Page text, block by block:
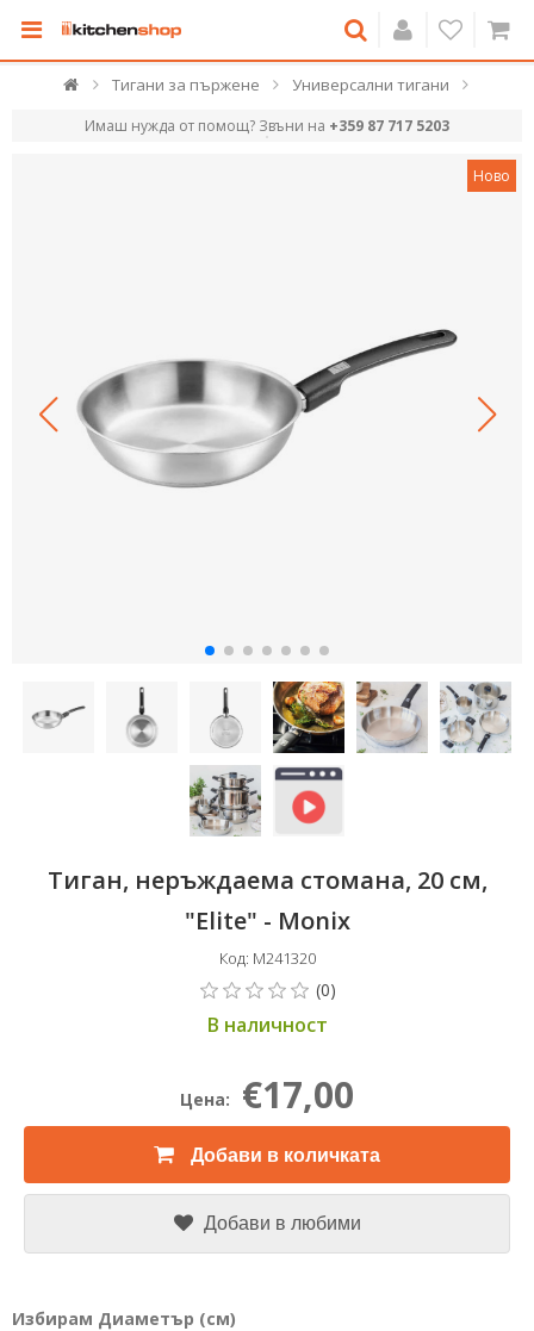
Тигани за пържене Универсални тигани
Имаш нужда от помощ? Звъни на +359 87 717 5203
Ново
Тиган, неръждаема стомана, 20 см,
"Elite" - Monix
Код: M241320
В наличност
Цена: €17,00
Добави в количката
Добави в любими
Избирам Диаметър (см)